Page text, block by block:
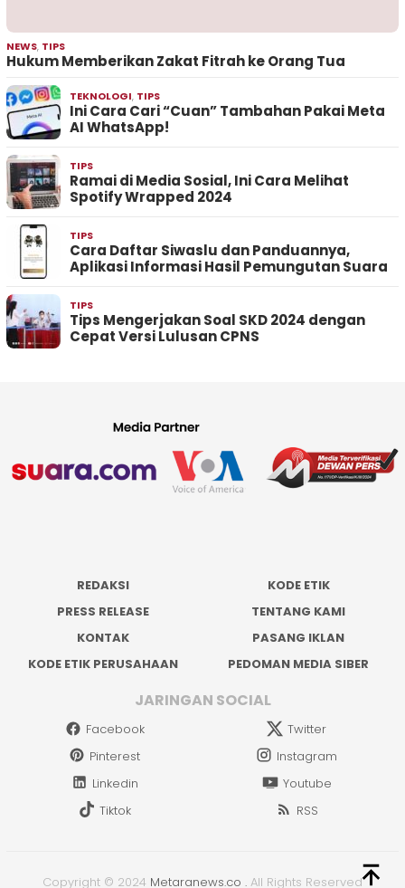
NEWS, TIPS
Hukum Memberikan Zakat Fitrah ke Orang Tua
TEKNOLOGI, TIPS
Ini Cara Cari “Cuan” Tambahan Pakai Meta
AI WhatsApp!
TIPS
Ramai di Media Sosial, Ini Cara Melihat
Spotify Wrapped 2024
TIPS
Cara Daftar Siwaslu dan Panduannya,
Aplikasi Informasi Hasil Pemungutan Suara
TIPS
Tips Mengerjakan Soal SKD 2024 dengan
Cepat Versi Lulusan CPNS
REDAKSI
KODE ETIK
PRESS RELEASE
TENTANG KAMI
KONTAK
PASANG IKLAN
KODE ETIK PERUSAHAAN
PEDOMAN MEDIA SIBER
JARINGAN SOCIAL
Facebook
Twitter
Pinterest
Instagram
Linkedin
Youtube
Tiktok
RSS
Copyright © 2024 Metaranews.co . All Rights Reserved